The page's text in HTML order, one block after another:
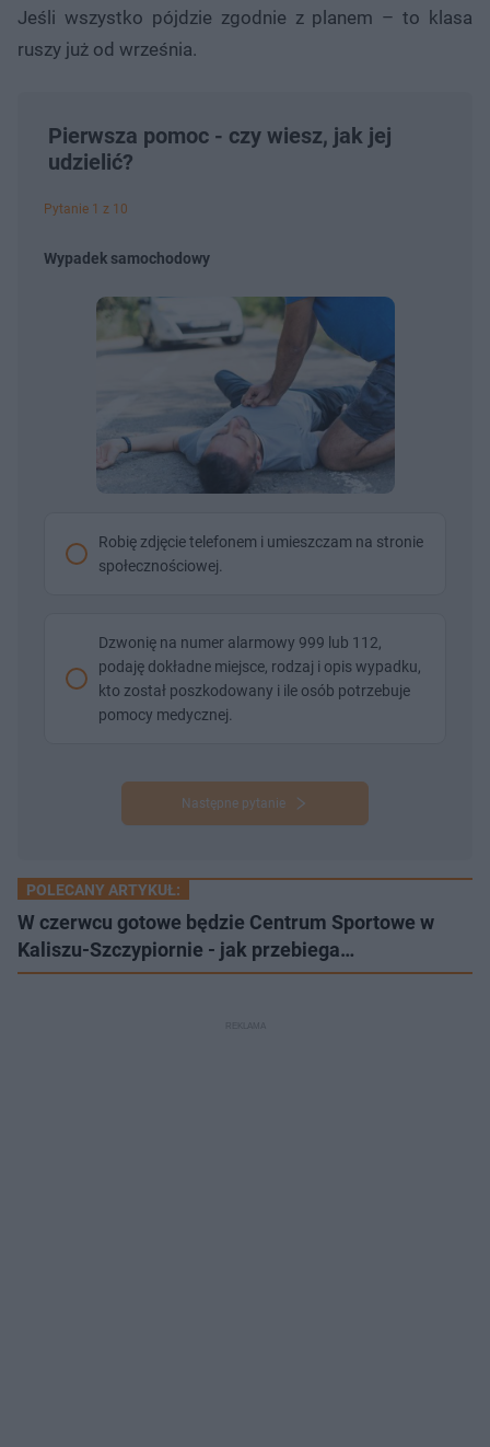
Jeśli wszystko pójdzie zgodnie z planem – to klasa
ruszy już od września.​
Pierwsza pomoc - czy wiesz, jak jej
udzielić?
Pytanie 1 z 10
Wypadek samochodowy
Robię zdjęcie telefonem i umieszczam na stronie
społecznościowej.
Dzwonię na numer alarmowy 999 lub 112,
podaję dokładne miejsce, rodzaj i opis wypadku,
kto został poszkodowany i ile osób potrzebuje
pomocy medycznej.
Następne pytanie
POLECANY ARTYKUŁ:
W czerwcu gotowe będzie Centrum Sportowe w
Kaliszu-Szczypiornie - jak przebiega…